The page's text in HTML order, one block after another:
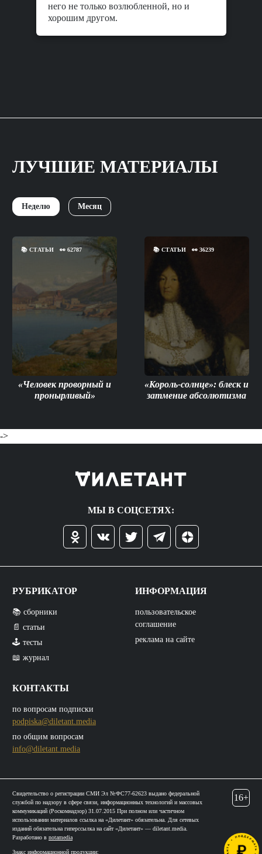
него не только возлюбленной, но и
хорошим другом.
ЛУЧШИЕ МАТЕРИАЛЫ
Неделю Месяц
📚 СТАТЬИ 👀 62787
«Человек проворный и
пронырливый»
📚СТАТЬИ 👀36239
«Король-солнце»: блеск и
затмение абсолютизма
->
МЫ В СОЦСЕТЯХ:
РУБРИКАТОР
📚 сборники
📄 статьи
🕹️ тесты
📖 журнал
КОНТАКТЫ
по вопросам подписки
podpiska@diletant.media
по общим вопросам
info@diletant.media
ИНФОРМАЦИЯ
пользовательское
соглашение
реклама на сайте
Свидетельство о регистрации СМИ Эл №ФС77-62623 выдано федеральной
службой по надзору в сфере связи, информационных технологий и массовых
коммуникаций (Роскомнадзор) 31.07.2015 При полном или частичном
использовании материалов ссылка на «Дилетант» обязательна. Для сетевых
изданий обязательна гиперссылка на сайт «Дилетант» — diletant.media.
Разработано в notamedia
Знакс информационной продукции:
16+